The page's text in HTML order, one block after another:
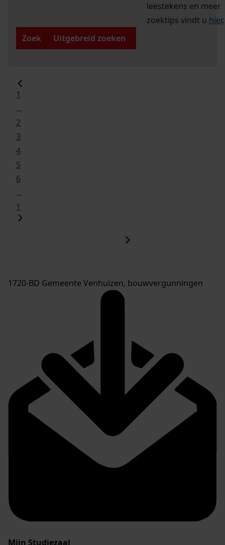
leestekens en meer
zoektips vindt u hier.
Zoek
Uitgebreid zoeken
1
...
2
3
4
5
6
...
1
1720-BD Gemeente Venhuizen, bouwvergunningen
Mijn Studiezaal